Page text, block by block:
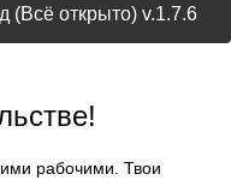
(Всё открыто) v.1.7.6
рабочими. Твои